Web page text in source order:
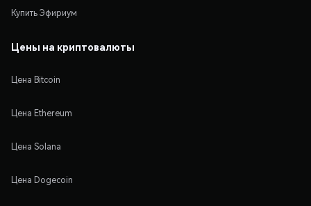
Купить Эфириум
Цены на криптовалюты
Цена Bitcoin
Цена Ethereum
Цена Solana
Цена Dogecoin